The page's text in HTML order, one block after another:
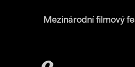
Mezinárodní filmový